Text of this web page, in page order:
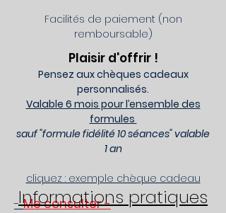
Facilités de paiement (non
remboursable)
Plaisir d'offrir !
Pensez aux chèques cadeaux
personnalisés.
Valable 6 mois pour l’ensemble des
formules
sauf "formule fidélité 10 séances" valable
1 an
cliquez : exemple chèque cadeau
-Me consulter -
Informations pratiques